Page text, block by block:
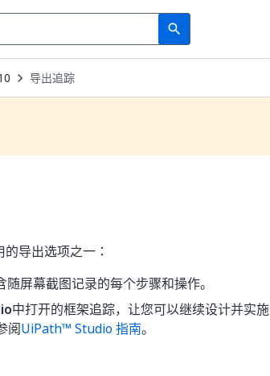
search
Search
导出追踪
导出选项之一：
屏幕截图记录的每个步骤和操作。
中打开的框架追踪，让您可以继续设计并实施
阅UiPath™ Studio 指南。